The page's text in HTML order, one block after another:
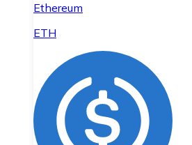
Ethereum
ETH